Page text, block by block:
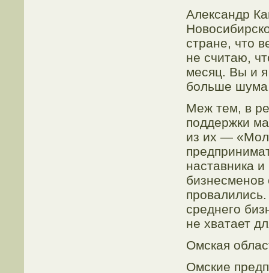
Александр
стране, что
не считаю,
месяц. Вы и
больше
Меж тем, в
поддержки
из их —
наставника
бизнесменов
среднего
не хватает
Омская
Омские